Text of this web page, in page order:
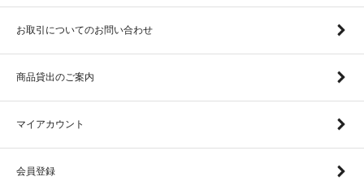
お取引についてのお問い合わせ
商品貸出のご案内
マイアカウント
会員登録